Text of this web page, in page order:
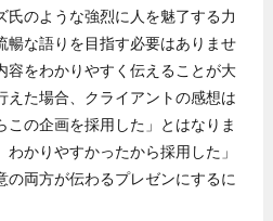
氏のような強烈に人を魅了する力
暢な語りを目指す必要はありませ
容をわかりやすく伝えることが大
えた場合、クライアントの感想は
この企画を採用した」とはなりま
かりやすかったから採用した」
の両方が伝わるプレゼンにするに